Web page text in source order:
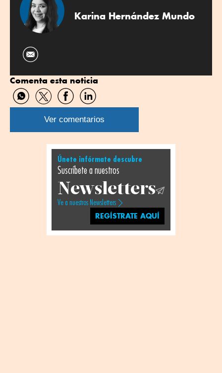
Karina Hernández Mundo
Comenta esta noticia
Compartir
por
WhatsApp
Compartir
por
Twitter
Compartir
por
Facebook
Compartir
por
Linkedin
Ver comentarios
Únete infórmate descubre
Suscríbete a nuestros
Newsletters
Ve a nuestros Newsletters
REGÍSTRATE AQUÍ